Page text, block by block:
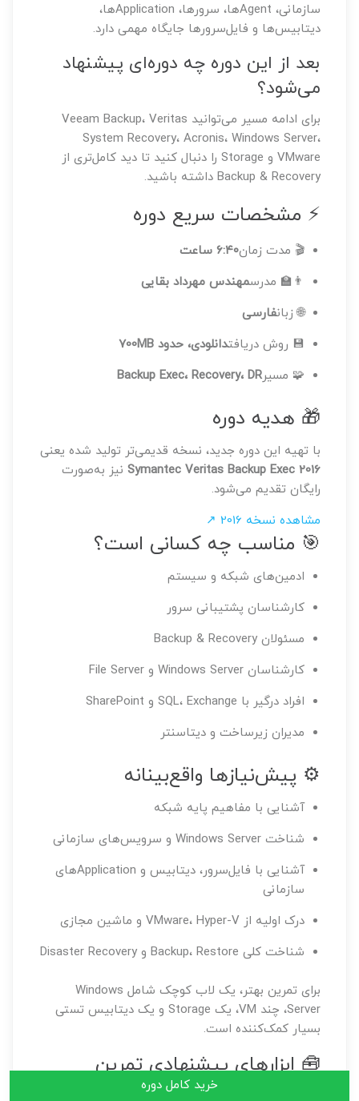
سازمانی، Agentها، سرورها، Applicationها،
دیتابیس‌ها و فایل‌سرورها جایگاه مهمی دارد.
بعد از این دوره چه دوره‌ای پیشنهاد
می‌شود؟
برای ادامه مسیر می‌توانید Veeam Backup، Veritas
System Recovery، Acronis، Windows Server،
VMware و Storage را دنبال کنید تا دید کامل‌تری از
Backup & Recovery داشته باشید.
⚡ مشخصات سریع دوره
🎬 مدت زمان۶:۴۰ ساعت
👨‍🏫 مدرسمهندس مهرداد بقایی
🌐 زبانفارسی
💾 روش دریافتدانلودی، حدود 700MB
🧩 مسیرBackup Exec، Recovery، DR
🎁 هدیه دوره
با تهیه این دوره جدید، نسخه قدیمی‌تر تولید شده یعنی
Symantec Veritas Backup Exec 2016نیز به‌صورت
رایگان تقدیم می‌شود.
مشاهده نسخه 2016 ↗
🎯 مناسب چه کسانی است؟
ادمین‌های شبکه و سیستم
کارشناسان پشتیبانی سرور
مسئولان Backup & Recovery
کارشناسان Windows Server و File Server
افراد درگیر با SQL، Exchange و SharePoint
مدیران زیرساخت و دیتاسنتر
⚙️ پیش‌نیازها واقع‌بینانه
آشنایی با مفاهیم پایه شبکه
شناخت Windows Server و سرویس‌های سازمانی
آشنایی با فایل‌سرور، دیتابیس و Applicationهای
سازمانی
درک اولیه از VMware، Hyper-V و ماشین مجازی
شناخت کلی Backup، Restore و Disaster Recovery
برای تمرین بهتر، یک لاب کوچک شامل Windows
Server، چند VM، یک Storage و یک دیتابیس تستی
بسیار کمک‌کننده است.
🧰 ابزارهای پیشنهادی تمرین
Windows Server 2022 Backup Exec 21.3
خرید کامل دوره